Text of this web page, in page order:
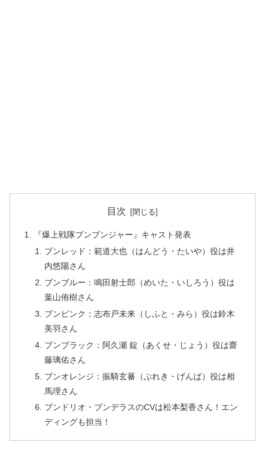
目次
『爆上戦隊ブンブンジャー』キャスト発表
ブンレッド：範道大也（はんどう・たいや）役は井
内悠陽さん
ブンブルー：鳴田射士郎（めいた・いしろう）役は
葉山侑樹さん
ブンピンク：志布戸未来（しふと・みら）役は鈴木
美羽さん
ブンブラック：阿久瀬 錠（あくせ・じょう）役は齋
藤璃佑さん
ブンオレンジ：振騎玄蕃（ぶれき・げんば）役は相
馬理さん
ブンドリオ・ブンデラスのCVは松本梨香さん！エン
ディングも担当！